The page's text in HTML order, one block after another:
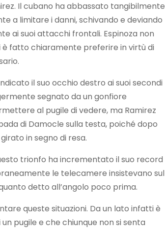
Il cubano ha abbassato tangibilmente
a limitare i danni, schivando e deviando
ai suoi attacchi frontali. Espinoza non
è fatto chiaramente preferire in virtù di
il suo occhio destro ai suoi secondi
segnato da un gonfiore
al pugile di vedere, ma Ramirez
di Damocle sulla testa, poiché dopo
in segno di resa.
trionfo ha incrementato il suo record
le telecamere insistevano sul
detto all’angolo poco prima.
queste situazioni. Da un lato infatti è
pugile e che chiunque non si senta